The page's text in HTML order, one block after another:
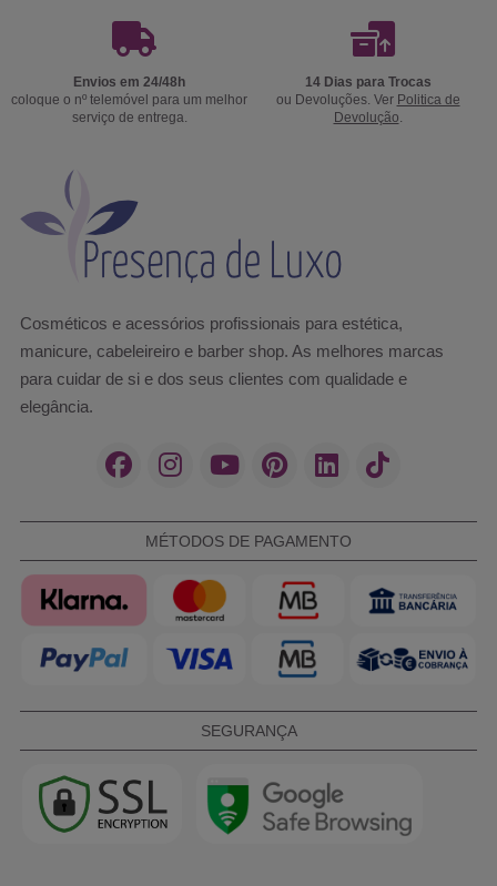
Envios em 24/48h
coloque o nº telemóvel para um melhor
serviço de entrega.
14 Dias para Trocas
ou Devoluções. Ver Politica de
Devolução.
Cosméticos e acessórios profissionais para estética,
manicure, cabeleireiro e barber shop. As melhores marcas
para cuidar de si e dos seus clientes com qualidade e
elegância.
MÉTODOS DE PAGAMENTO
SEGURANÇA